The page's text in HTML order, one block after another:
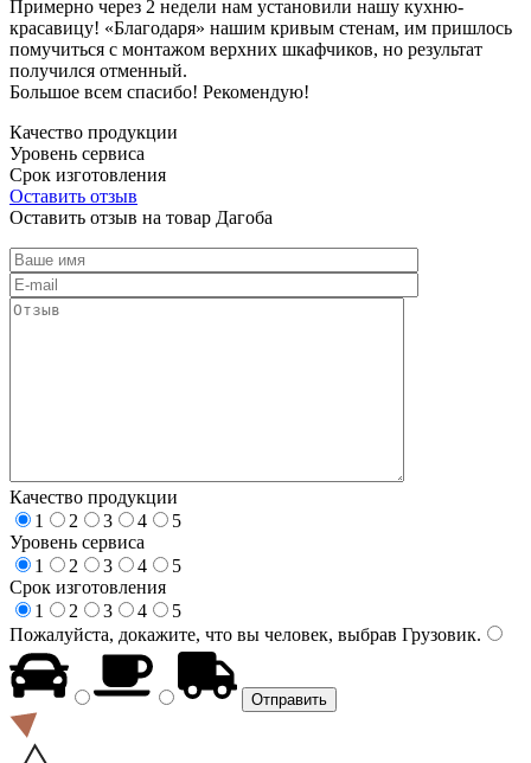
Примерно через 2 недели нам установили нашу кухню-
красавицу! «Благодаря» нашим кривым стенам, им пришлось
помучиться с монтажом верхних шкафчиков, но результат
получился отменный.
Большое всем спасибо! Рекомендую!
Качество продукции
Уровень сервиса
Срок изготовления
Оставить отзыв
Оставить отзыв на товар Дагоба
Качество продукции
1
2 3 4
5
Уровень сервиса
1
2 3 4
5
Срок изготовления
1
2 3 4
5
Пожалуйста, докажите, что вы человек, выбрав Грузовик.